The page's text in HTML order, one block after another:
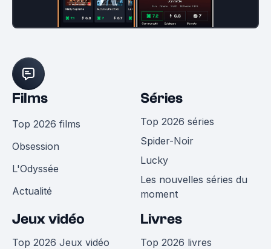
Films
Top 2026 films
Obsession
L'Odyssée
Actualité
Séries
Top 2026 séries
Spider-Noir
Lucky
Les nouvelles séries du
moment
Jeux vidéo
Top 2026 Jeux vidéo
Livres
Top 2026 livres